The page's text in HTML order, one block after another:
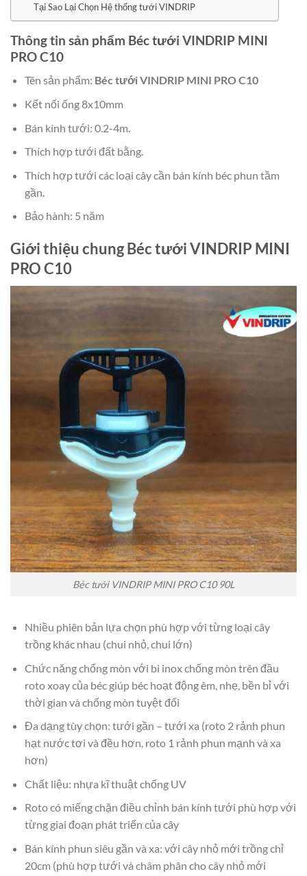
Tại Sao Lại Chọn Hệ thống tưới VINDRIP
Thông tin sản phẩm Béc tưới VINDRIP MINI
PRO C10
Tên sản phẩm: Béc tưới VINDRIP MINI PRO C10
Kết nối ống 8x10mm
Bán kính tưới: 0.2-4m.
Thích hợp tưới đất bằng.
Thích hợp tưới các loại cây cần bán kính béc phun tầm
gần.
Bảo hành: 5 năm
Giới thiệu chung Béc tưới VINDRIP MINI
PRO C10
Béc tưới VINDRIP MINI PRO C10 90L
Nhiều phiên bản lựa chọn phù hợp với từng loại cây
trồng khác nhau (chui nhỏ, chui lớn)
Chức năng chống mòn với bi inox chống mòn trên đầu
roto xoay của béc giúp béc hoạt động êm, nhẹ, bền bỉ với
thời gian và chống mòn tuyệt đối
Đa dạng tùy chọn: tưới gần – tưới xa (roto 2 rảnh phun
hạt nước tơi và đều hơn, roto 1 rảnh phun mạnh và xa
hơn)
Chất liệu: nhựa kĩ thuật chống UV
Roto có miếng chặn điều chỉnh bán kính tưới phù hợp với
từng giai đoạn phát triển của cây
Bán kính phun siêu gần và xa: với cây nhỏ mới trồng chỉ
20cm (phù hợp tưới và châm phân cho cây nhỏ mới